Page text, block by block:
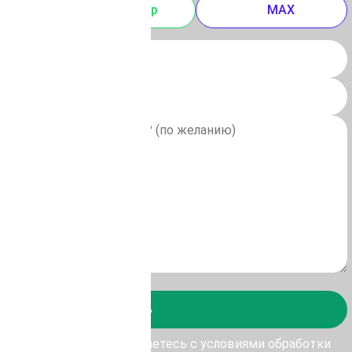
Whatsapp MAX
Отправить
Отправить, Вы соглашаетесь с условиями обработки